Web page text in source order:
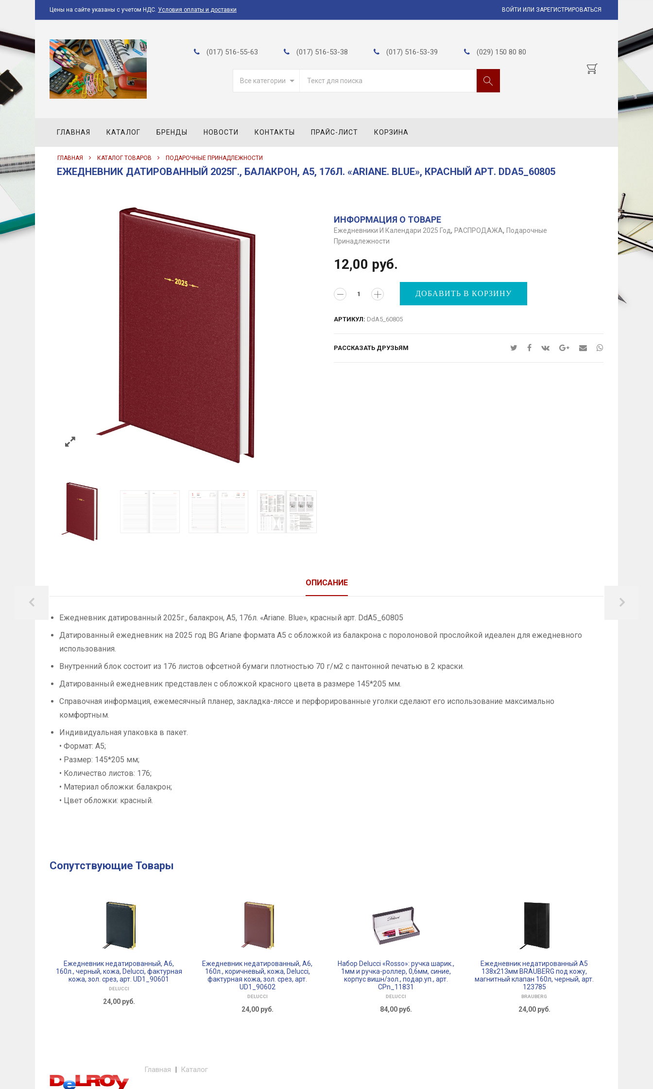
Цены на сайте указаны с учетом НДС. Условия оплаты и доставки ВОЙТИ ИЛИ ЗАРЕГИСТРИРОВАТЬСЯ
(017) 516-55-63 (017) 516-53-38 (017) 516-53-39 (029) 150 80 80
Все категории
ГЛАВНАЯ КАТАЛОГ БРЕНДЫ НОВОСТИ КОНТАКТЫ ПРАЙС-ЛИСТ КОРЗИНА
ГЛАВНАЯ КАТАЛОГ ТОВАРОВ ПОДАРОЧНЫЕ ПРИНАДЛЕЖНОСТИ
ЕЖЕДНЕВНИК ДАТИРОВАННЫЙ 2025Г., БАЛАКРОН, A5, 176Л. «ARIANE. BLUE», КРАСНЫЙ АРТ. DDA5_60805
ИНФОРМАЦИЯ О ТОВАРЕ
Ежедневники И Календари 2025 Год, РАСПРОДАЖА, Подарочные
Принадлежности
12,00 руб.
ДОБАВИТЬ В КОРЗИНУ
АРТИКУЛ: DdA5_60805
РАССКАЗАТЬ ДРУЗЬЯМ
ОПИСАНИЕ
Ежедневник датированный 2025г., балакрон, A5, 176л. «Ariane. Blue», красный арт. DdA5_60805
Датированный ежедневник на 2025 год BG Ariane формата А5 с обложкой из балакрона с поролоновой прослойкой идеален для ежедневного
использования.
Внутренний блок состоит из 176 листов офсетной бумаги плотностью 70 г/м2 с пантонной печатью в 2 краски.
Датированный ежедневник представлен с обложкой красного цвета в размере 145*205 мм.
Справочная информация, ежемесячный планер, закладка-ляссе и перфорированные уголки сделают его использование максимально
комфортным.
Индивидуальная упаковка в пакет.
• Формат: A5;
• Размер: 145*205 мм;
• Количество листов: 176;
• Материал обложки: балакрон;
• Цвет обложки: красный.
Сопутствующие Товары
Ежедневник недатированный, A6,
160л., черный, кожа, Delucci, фактурная
кожа, зол. срез, арт. UD1_90601
DELUCCI
24,00 руб.
Ежедневник недатированный, A6,
160л., коричневый, кожа, Delucci,
фактурная кожа, зол. срез, арт.
UD1_90602
DELUCCI
24,00 руб.
Набор Delucci «Rosso»: ручка шарик.,
1мм и ручка-роллер, 0,6мм, синие,
корпус вишн/зол., подар.уп., арт.
CPn_11831
DELUCCI
84,00 руб.
Ежедневник недатированный А5
138х213мм BRAUBERG под кожу,
магнитный клапан 160л, черный, арт.
123785
BRAUBERG
24,00 руб.
Главная | Каталог